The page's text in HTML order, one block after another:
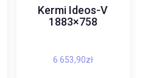
Kermi Ideos-V
1883×758
6 653,90zł